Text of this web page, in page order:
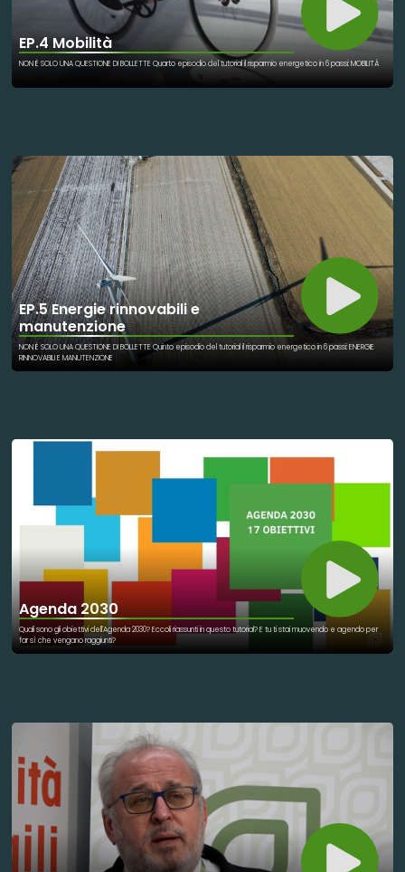
EP.4 Mobilità
NON È SOLO UNA QUESTIONE DI BOLLETTE Quarto episodio del tutorial il risparmio energetico in 6 passi: MOBILITÀ
EP.5 Energie rinnovabili e
manutenzione
NON È SOLO UNA QUESTIONE DI BOLLETTE Quinto episodio del tutorial il risparmio energetico in 6 passi: ENERGIE
RINNOVABILI E MANUTENZIONE
Agenda 2030
Quali sono gli obiettivi dell'Agenda 2030? Eccoli riassunti in questo tutorial? E tu ti stai muovendo e agendo per
far sì che vengano raggiunti?